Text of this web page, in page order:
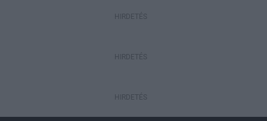
HIRDETÉS
HIRDETÉS
HIRDETÉS